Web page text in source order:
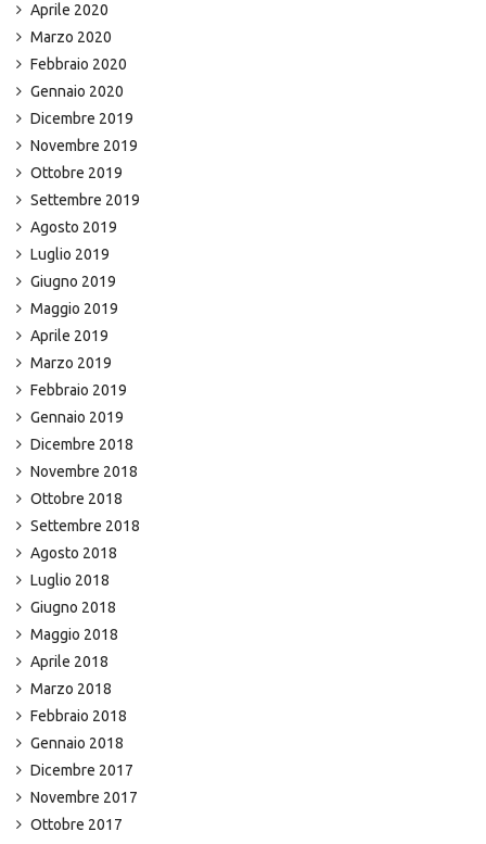
Aprile 2020
Marzo 2020
Febbraio 2020
Gennaio 2020
Dicembre 2019
Novembre 2019
Ottobre 2019
Settembre 2019
Agosto 2019
Luglio 2019
Giugno 2019
Maggio 2019
Aprile 2019
Marzo 2019
Febbraio 2019
Gennaio 2019
Dicembre 2018
Novembre 2018
Ottobre 2018
Settembre 2018
Agosto 2018
Luglio 2018
Giugno 2018
Maggio 2018
Aprile 2018
Marzo 2018
Febbraio 2018
Gennaio 2018
Dicembre 2017
Novembre 2017
Ottobre 2017